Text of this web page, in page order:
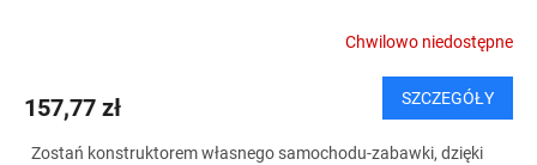
Chwilowo niedostępne
157,77 zł SZCZEGÓŁY
Zostań konstruktorem własnego samochodu-zabawki, dzięki